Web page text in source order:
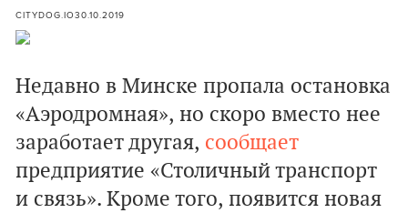
CITYDOG.IO30.10.2019
Недавно в Минске пропала остановка
«Аэродромная», но скоро вместо нее
заработает другая, сообщает
предприятие «Столичный транспорт
и связь». Кроме того, появится новая